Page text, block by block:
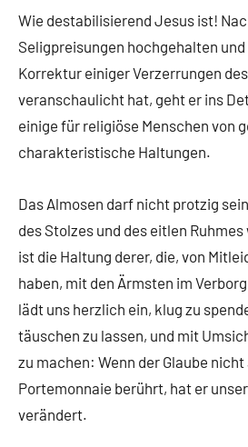
Wie destabilisierend Jesus ist!
Seligpreisungen hochgehalten
Korrektur einiger Verzerrungen
veranschaulicht hat, geht er ins
einige für religiöse Menschen von
charakteristische Haltungen.
Das Almosen darf nicht protzig
des Stolzes und des eitlen
ist die Haltung derer, die, von
haben, mit den Ärmsten im
lädt uns herzlich ein, klug zu
täuschen zu lassen, und mit
zu machen: Wenn der Glaube
Portemonnaie berührt, hat er
verändert.